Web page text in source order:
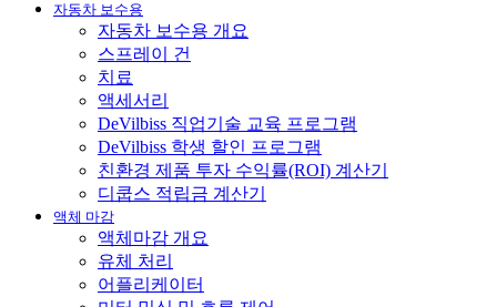
자동차 보수용
자동차 보수용 개요
스프레이 건
치료
액세서리
DeVilbiss 직업기술 교육 프로그램
DeVilbiss 학생 할인 프로그램
친환경 제품 투자 수익률(ROI) 계산기
디쿱스 적립금 계산기
액체 마감
액체마감 개요
유체 처리
어플리케이터